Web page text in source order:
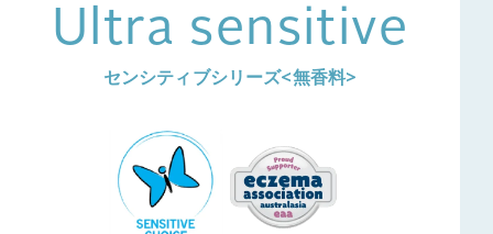
Ultra sensitive
センシティブシリーズ<無香料>